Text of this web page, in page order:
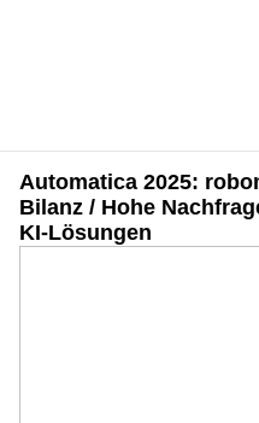
Automatica 2025:
Bilanz / Hohe
KI-Lösungen